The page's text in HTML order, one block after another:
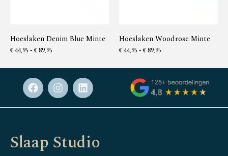
Hoeslaken Denim Blue Minte
€44,95 - € 89,95
Hoeslaken Woodrose Minte
€44,95 - € 89,95
Slaap Studio